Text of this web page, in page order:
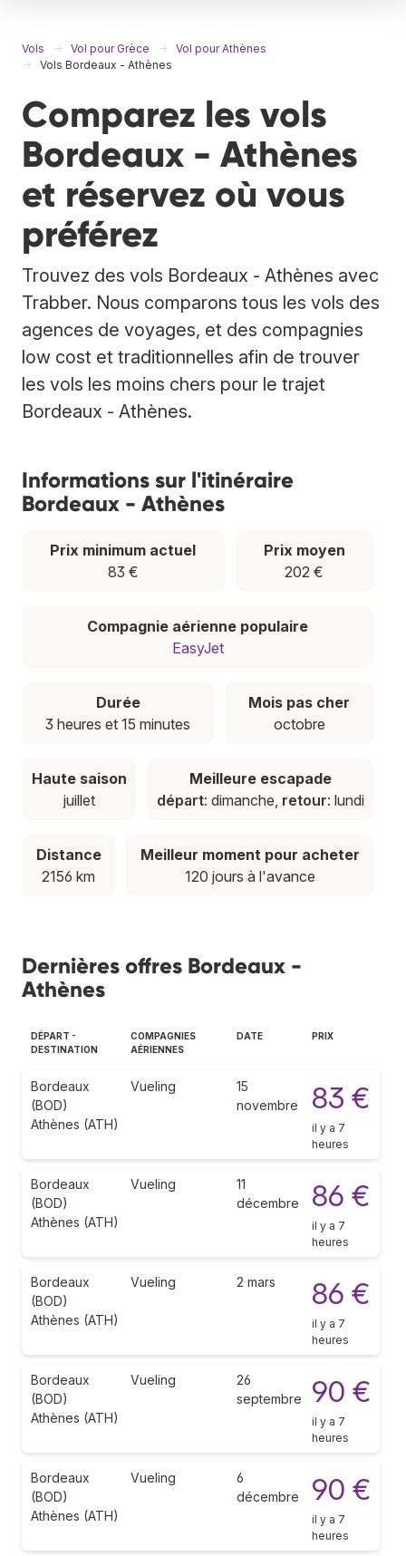
Vols Vol pour Grèce
Vol pour Athènes
Vols Bordeaux - Athènes
Comparez les vols
Bordeaux - Athènes
et réservez où vous
préférez
Trouvez des vols Bordeaux - Athènes avec
Trabber. Nous comparons tous les vols des
agences de voyages, et des compagnies
low cost et traditionnelles afin de trouver
les vols les moins chers pour le trajet
Bordeaux - Athènes.
Informations sur l'itinéraire
Bordeaux - Athènes
Prix minimum actuel
83 €
Prix moyen
202 €
Compagnie aérienne populaire
EasyJet
Durée
3 heures et 15 minutes
Mois pas cher
octobre
Haute saison
juillet
Meilleure escapade
départ: dimanche, retour: lundi
Distance
2156 km
Meilleur moment pour acheter
120 jours à l'avance
Dernières offres Bordeaux -
Athènes
DÉPART -
DESTINATION
COMPAGNIES
AÉRIENNES
DATE PRIX
Bordeaux
(BOD)
Athènes (ATH)
Vueling
15
novembre
83 €
il y a 7
heures
Bordeaux
(BOD)
Athènes (ATH)
Vueling
11
décembre
86 €
il y a 7
heures
Bordeaux
(BOD)
Athènes (ATH)
Vueling 2 mars 86 €
il y a 7
heures
Bordeaux
(BOD)
Athènes (ATH)
Vueling
26
septembre
90 €
il y a 7
heures
Bordeaux
(BOD)
Athènes (ATH)
Vueling
6
décembre
90 €
il y a 7
heures